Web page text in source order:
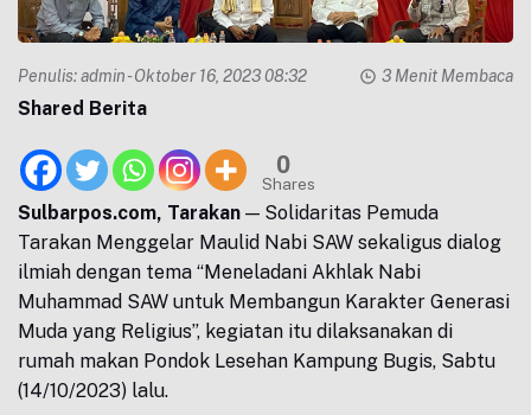
Penulis:admin- Oktober 16, 2023 08:32 3 Menit Membaca
Shared Berita
0
Shares
Sulbarpos.com, Tarakan — Solidaritas Pemuda
Tarakan Menggelar Maulid Nabi SAW sekaligus dialog
ilmiah dengan tema “Meneladani Akhlak Nabi
Muhammad SAW untuk Membangun Karakter Generasi
Muda yang Religius”, kegiatan itu dilaksanakan di
rumah makan Pondok Lesehan Kampung Bugis, Sabtu
(14/10/2023) lalu.